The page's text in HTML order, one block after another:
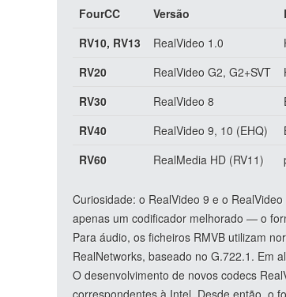
FourCC Versão
RV10, RV13
RealVideo 1.0
RV20
RealVideo G2, G2+SVT
RV30
RealVideo 8
RV40
RealVideo 9, 10 (EHQ)
RV60
RealMedia HD (RV11)
Curiosidade: o RealVideo 9 e o
apenas um codificador melhorado — o
Para áudio, os ficheiros RMVB utilizam
RealNetworks, baseado no G.722.1. Em
O desenvolvimento de novos codecs
correspondentes à Intel. Desde então, o